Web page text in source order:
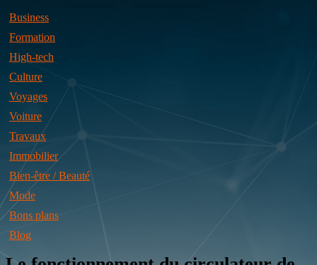
Business
Formation
High-tech
Culture
Voyages
Voiture
Travaux
Immobilier
Bien-être / Beauté
Mode
Bons plans
Blog